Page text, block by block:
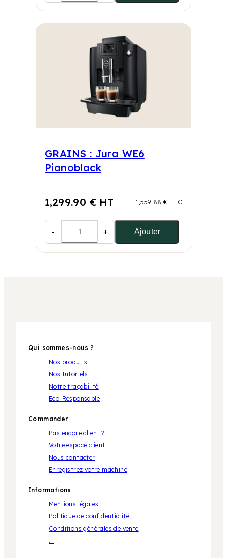
GRAINS : Jura WE6
Pianoblack
1,299.90 € HT 1,559.88 € TTC
- + Ajouter
Qui sommes-nous ?
Nos produits
Nos tutoriels
Notre traçabilité
Eco-Responsable
Commander
Pas encore client ?
Votre espace client
Nous contacter
Enregistrez votre machine
Informations
Mentions légales
Politique de confidentialité
Conditions générales de vente
...